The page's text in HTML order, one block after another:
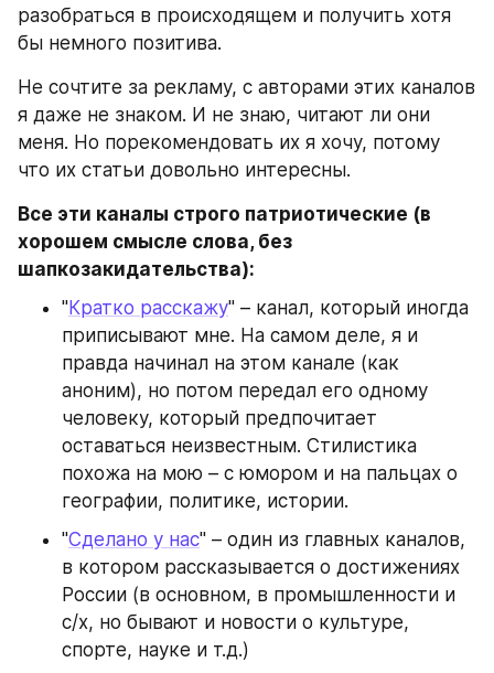
разобраться в происходящем и получить хотя
бы немного позитива.
Не сочтите за рекламу, с авторами этих каналов
я даже не знаком. И не знаю, читают ли они
меня. Но порекомендовать их я хочу, потому
что их статьи довольно интересны.
Все эти каналы строго патриотические (в
хорошем смысле слова, без
шапкозакидательства):
"Кратко расскажу" – канал, который иногда
приписывают мне. На самом деле, я и
правда начинал на этом канале (как
аноним), но потом передал его одному
человеку, который предпочитает
оставаться неизвестным. Стилистика
похожа на мою – с юмором и на пальцах о
географии, политике, истории.
"Сделано у нас" – один из главных каналов,
в котором рассказывается о достижениях
России (в основном, в промышленности и
с/х, но бывают и новости о культуре,
спорте, науке и т.д.)